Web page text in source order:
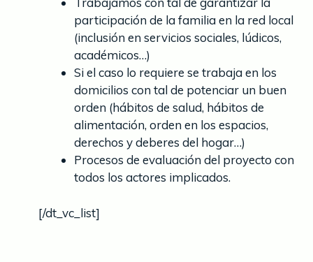
participación de la familia en la red local
(inclusión en servicios sociales, lúdicos,
académicos…)
Si el caso lo requiere se trabaja en los
domicilios con tal de potenciar un buen
orden (hábitos de salud, hábitos de
alimentación, orden en los espacios,
derechos y deberes del hogar…)
Procesos de evaluación del proyecto con
todos los actores implicados.
[/dt_vc_list]